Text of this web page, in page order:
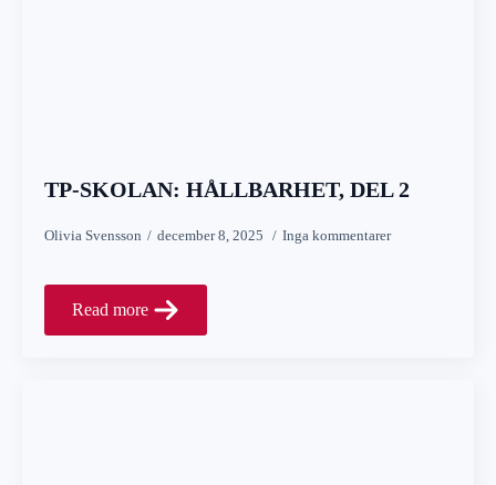
TP-SKOLAN: HÅLLBARHET, DEL 2
Olivia Svensson december 8, 2025 Inga kommentarer
Read more